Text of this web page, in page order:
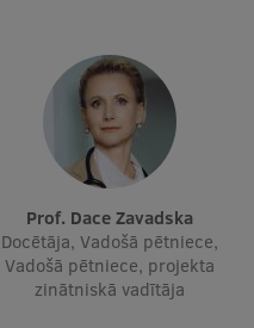
Prof. Dace Zavadska
Docētāja, Vadošā pētniece,
Vadošā pētniece, projekta
zinātniskā vadītāja